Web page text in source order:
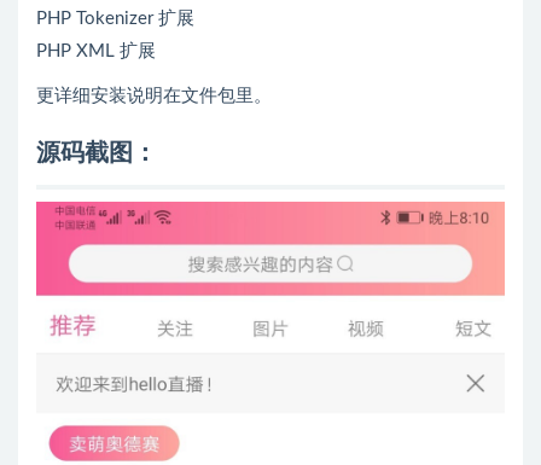
PHP Tokenizer 扩展
PHP XML 扩展
更详细安装说明在文件包里。
源码截图：